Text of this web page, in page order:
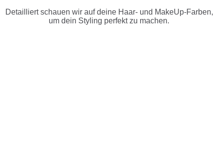
Detail­liert schauen wir auf deine Haar- und MakeUp-Farben,
um dein Styling perfekt zu machen.